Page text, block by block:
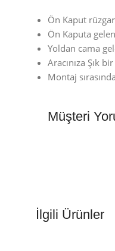
Ön Kaput
Ön Kaputa
Yoldan cama
Aracınıza Şık
Montaj
Müşteri
İlgili Ürünler